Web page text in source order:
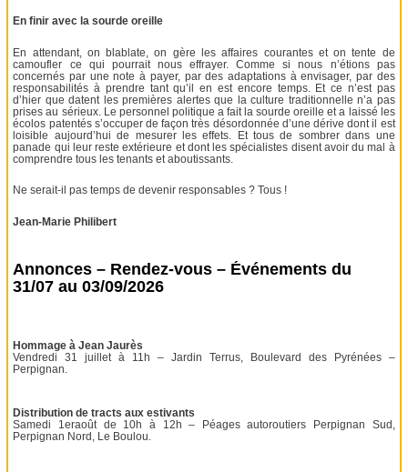
En finir avec la sourde oreille
En attendant, on blablate, on gère les affaires courantes et on tente de
camoufler ce qui pourrait nous effrayer. Comme si nous n’étions pas
concernés par une note à payer, par des adaptations à envisager, par des
responsabilités à prendre tant qu’il en est encore temps. Et ce n’est pas
d’hier que datent les premières alertes que la culture traditionnelle n’a pas
prises au sérieux. Le personnel politique a fait la sourde oreille et a laissé les
écolos patentés s’occuper de façon très désordonnée d’une dérive dont il est
loisible aujourd’hui de mesurer les effets. Et tous de sombrer dans une
panade qui leur reste extérieure et dont les spécialistes disent avoir du mal à
comprendre tous les tenants et aboutissants.
Ne serait-il pas temps de devenir responsables ? Tous !
Jean-Marie Philibert
Annonces – Rendez-vous – Événements du
31/07 au 03/09/2026
Hommage à Jean Jaurès
Vendredi 31 juillet à 11h – Jardin Terrus, Boulevard des Pyrénées –
Perpignan.
Distribution de tracts aux estivants
Samedi 1eraoût de 10h à 12h – Péages autoroutiers Perpignan Sud,
Perpignan Nord, Le Boulou.